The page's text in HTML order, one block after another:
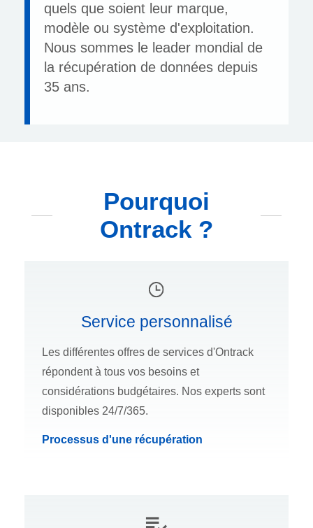
quels que soient leur marque,
modèle ou système d'exploitation.
Nous sommes le leader mondial de
la récupération de données depuis
35 ans.
Pourquoi
Ontrack ?
Service personnalisé
Les différentes offres de services d'Ontrack
répondent à tous vos besoins et
considérations budgétaires. Nos experts sont
disponibles 24/7/365.
Processus d'une récupération